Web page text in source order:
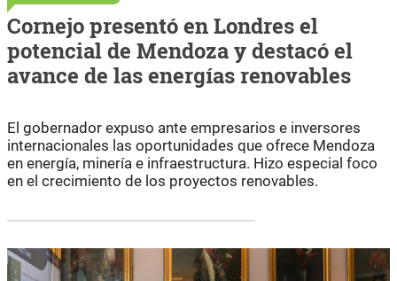
Cornejo presentó en Londres el
potencial de Mendoza y destacó el
avance de las energías renovables
El gobernador expuso ante empresarios e inversores
internacionales las oportunidades que ofrece Mendoza
en energía, minería e infraestructura. Hizo especial foco
en el crecimiento de los proyectos renovables.